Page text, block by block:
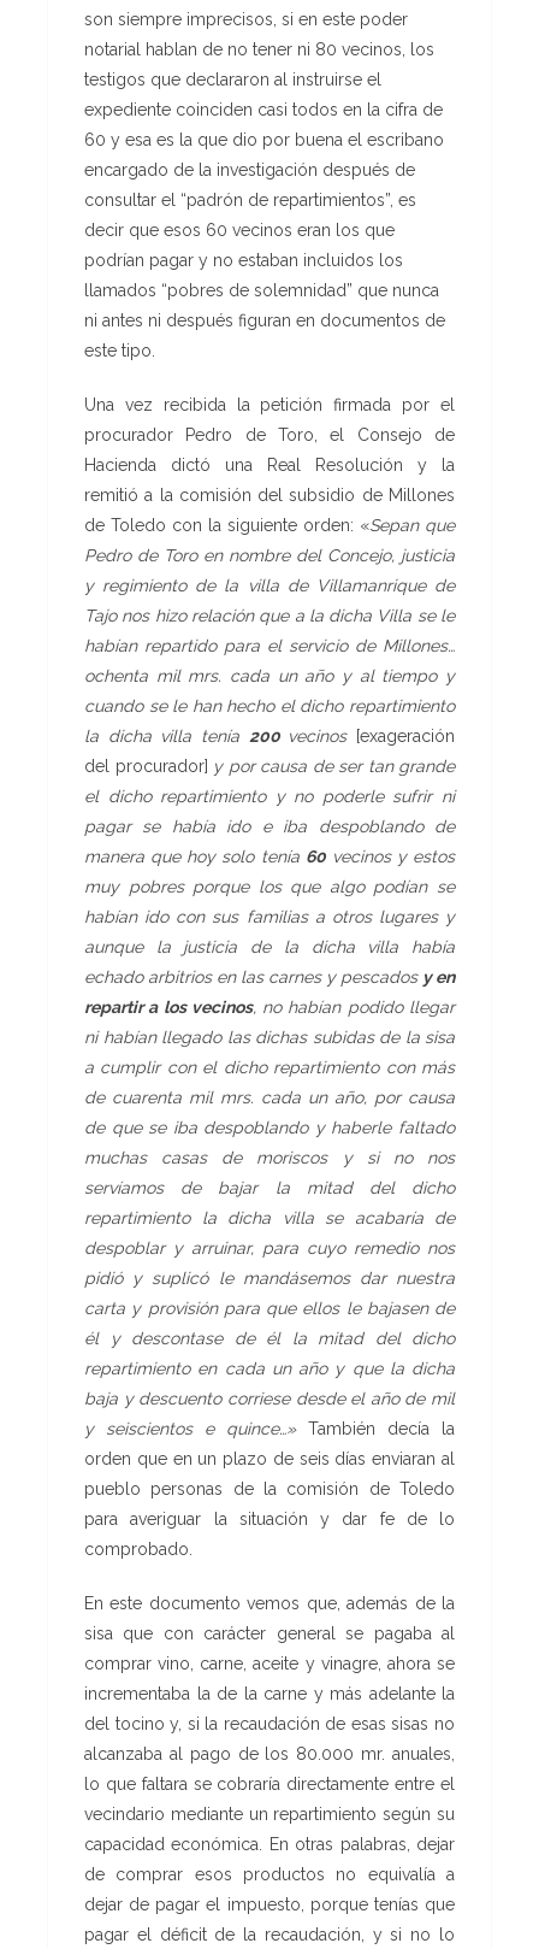
son siempre imprecisos, si en este poder
notarial hablan de no tener ni 80 vecinos, los
testigos que declararon al instruirse el
expediente coinciden casi todos en la cifra de
60 y esa es la que dio por buena el escribano
encargado de la investigación después de
consultar el “padrón de repartimientos”, es
decir que esos 60 vecinos eran los que
podrían pagar y no estaban incluidos los
llamados “pobres de solemnidad” que nunca
ni antes ni después figuran en documentos de
este tipo.
Una vez recibida la petición firmada por el
procurador Pedro de Toro, el Consejo de
Hacienda dictó una Real Resolución y la
remitió a la comisión del subsidio de Millones
de Toledo con la siguiente orden: «Sepan que
Pedro de Toro en nombre del Concejo, justicia
y regimiento de la villa de Villamanrique de
Tajo nos hizo relación que a la dicha Villa se le
habían repartido para el servicio de Millones…
ochenta mil mrs. cada un año y al tiempo y
cuando se le han hecho el dicho repartimiento
la dicha villa tenía 200 vecinos[exageración
del procurador] y por causa de ser tan grande
el dicho repartimiento y no poderle sufrir ni
pagar se había ido e iba despoblando de
manera que hoy solo tenía 60vecinos y estos
muy pobres porque los que algo podían se
habían ido con sus familias a otros lugares y
aunque la justicia de la dicha villa había
echado arbitrios en las carnes y pescados y en
repartir a los vecinos, no habían podido llegar
ni habían llegado las dichas subidas de la sisa
a cumplir con el dicho repartimiento con más
de cuarenta mil mrs. cada un año, por causa
de que se iba despoblando y haberle faltado
muchas casas de moriscos y si no nos
servíamos de bajar la mitad del dicho
repartimiento la dicha villa se acabaría de
despoblar y arruinar, para cuyo remedio nos
pidió y suplicó le mandásemos dar nuestra
carta y provisión para que ellos le bajasen de
él y descontase de él la mitad del dicho
repartimiento en cada un año y que la dicha
baja y descuento corriese desde el año de mil
y seiscientos e quince…» También decía la
orden que en un plazo de seis días enviaran al
pueblo personas de la comisión de Toledo
para averiguar la situación y dar fe de lo
comprobado.
En este documento vemos que, además de la
sisa que con carácter general se pagaba al
comprar vino, carne, aceite y vinagre, ahora se
incrementaba la de la carne y más adelante la
del tocino y, si la recaudación de esas sisas no
alcanzaba al pago de los 80.000 mr. anuales,
lo que faltara se cobraría directamente entre el
vecindario mediante un repartimiento según su
capacidad económica. En otras palabras, dejar
de comprar esos productos no equivalía a
dejar de pagar el impuesto, porque tenías que
pagar el déficit de la recaudación, y si no lo